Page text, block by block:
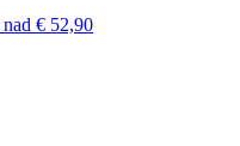
nad € 52,90